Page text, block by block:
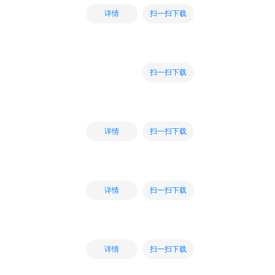
详情 扫一扫下载
扫一扫下载
详情 扫一扫下载
详情 扫一扫下载
详情 扫一扫下载